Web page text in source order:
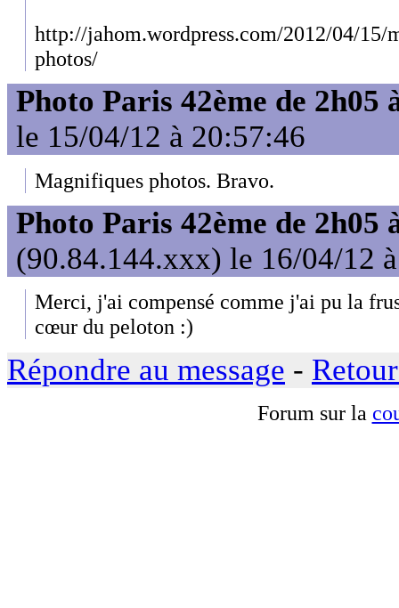
http://jahom.wordpress.com/2012/04/15/
photos/
Photo Paris 42ème de 2h05
le 15/04/12 à 20:57:46
Magnifiques photos. Bravo.
Photo Paris 42ème de 2h05
(90.84.144.xxx) le 16/04/12
Merci, j'ai compensé comme j'ai pu la
cœur du peloton :)
Répondre au message -
Forum sur la